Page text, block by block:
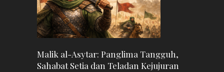
Malik al-Asytar: Panglima Tangguh,
Sahabat Setia dan Teladan Kejujuran